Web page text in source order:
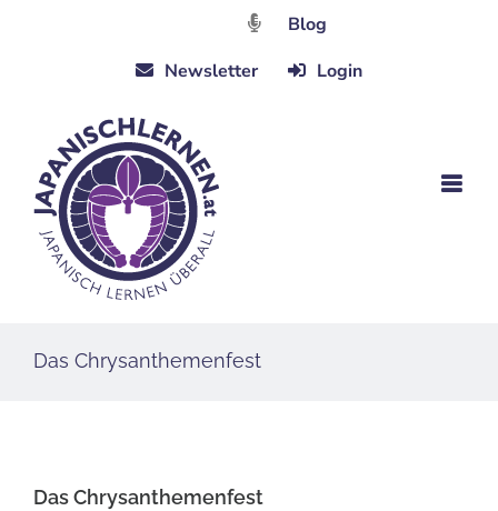
Blog
Newsletter
Login
Das Chrysanthemenfest
Das Chrysanthemenfest